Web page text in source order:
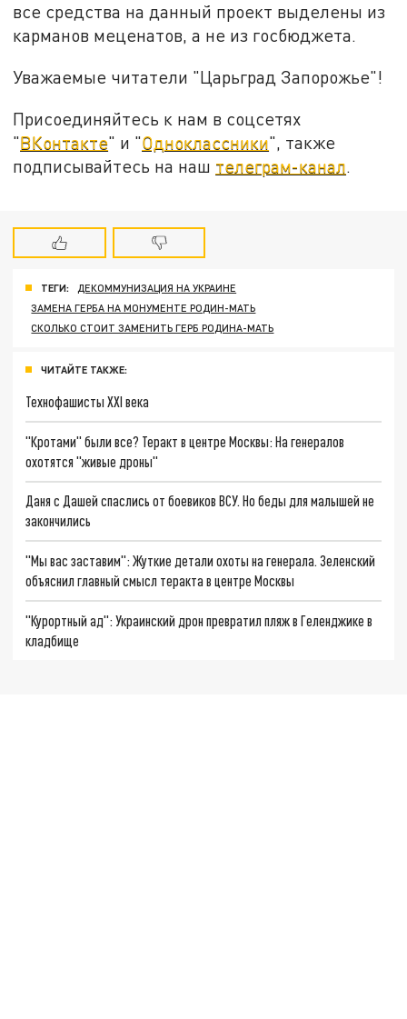
все средства на данный проект выделены из
карманов меценатов, а не из госбюджета.
Уважаемые читатели "Царьград Запорожье"!
Присоединяйтесь к нам в соцсетях
"ВКонтакте" и "Одноклассники", также
подписывайтесь на наш телеграм-канал.
ТЕГИ:
ДЕКОММУНИЗАЦИЯ НА УКРАИНЕ
ЗАМЕНА ГЕРБА НА МОНУМЕНТЕ РОДИН-МАТЬ
СКОЛЬКО СТОИТ ЗАМЕНИТЬ ГЕРБ РОДИНА-МАТЬ
ЧИТАЙТЕ ТАКЖЕ:
Технофашисты XXI века
"Кротами" были все? Теракт в центре Москвы: На генералов
охотятся "живые дроны"
Даня с Дашей спаслись от боевиков ВСУ. Но беды для малышей не
закончились
"Мы вас заставим": Жуткие детали охоты на генерала. Зеленский
объяснил главный смысл теракта в центре Москвы
"Курортный ад": Украинский дрон превратил пляж в Геленджике в
кладбище